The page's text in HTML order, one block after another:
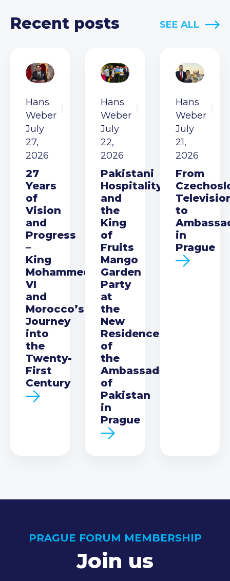
Recent posts SEE ALL
Hans
Weber
July
27,
2026
27
Years
of
Vision
and
Progress
–
King
Mohammed
VI
and
Morocco’s
Journey
into
the
Twenty-
First
Century
Hans
Weber
July
22,
2026
Pakistani
Hospitality
and
the
King
of
Fruits
Mango
Garden
Party
at
the
New
Residence
of
the
Ambassador
of
Pakistan
in
Prague
Hans
Weber
July
21,
2026
From
to
in
Prague
PRAGUE FORUM MEMBERSHIP
Join us